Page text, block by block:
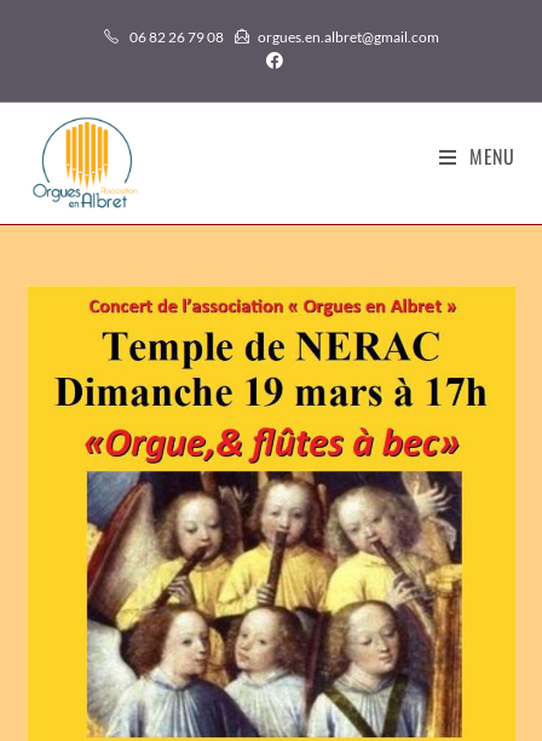
06 82 26 79 08 orgues.en.albret@gmail.com
MENU